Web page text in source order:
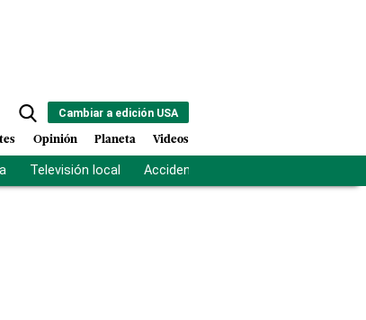
Cambiar a edición USA
Opinión Planeta Videos
Televisión local Accidente Los Ríos